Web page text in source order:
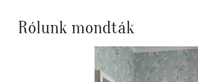
Rólunk mondták